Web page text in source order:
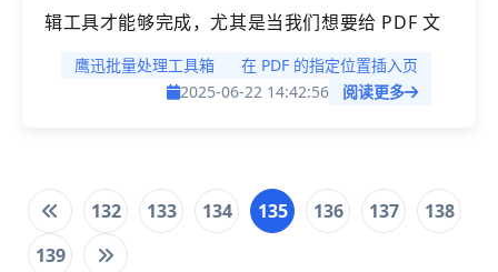
辑工具才能够完成，尤其是当我们想要给 PDF 文
档添加页面的时候。比如说在 PDF 文档在最开始
的位置添加一个新的页面，或者在最末尾的地方添
持批量处理，可以同时给多个 PDF 文档统一的插
入封面或者尾页。
鹰迅批量处理工具箱
在 PDF 的指定位置插入页
2025-06-22 14:42:56
阅读更多
132 133 134 135 136 137
138
139